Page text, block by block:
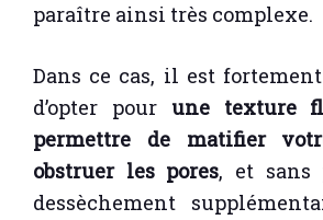
paraître ainsi très complexe.
Dans ce cas, il est
d’opter pour une texture
permettre de matifier
obstruer les pores, et sans
dessèchement